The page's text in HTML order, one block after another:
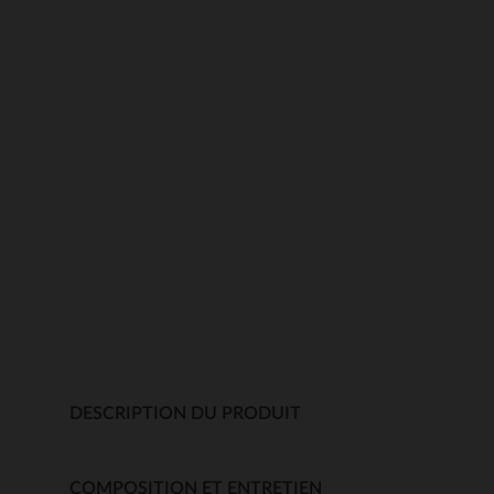
DESCRIPTION DU PRODUIT
COMPOSITION ET ENTRETIEN